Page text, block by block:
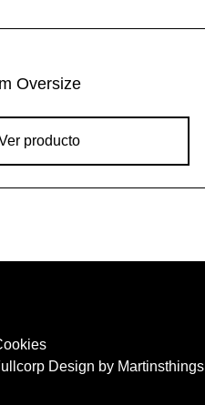
Oversize
producto
Design by Martinsthings